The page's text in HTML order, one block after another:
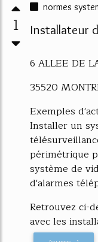
1
normes
Installateur
6 ALLEE DE
35520
Exemples
Installer un
périmétrique
système de
d'alarmes
Retrouvez ci-
avec les